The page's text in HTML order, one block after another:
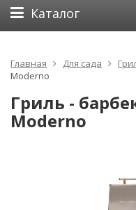
Каталог
Главная Для сада
Moderno
Гриль -
Moderno